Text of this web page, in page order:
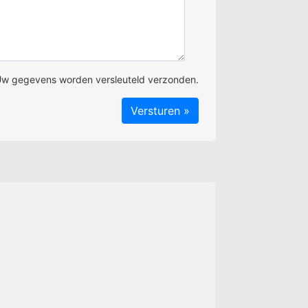
gegevens worden versleuteld verzonden.